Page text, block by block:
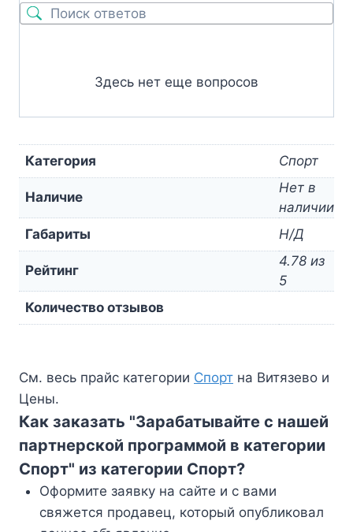
Здесь нет еще вопросов
Категория Спорт
Наличие
Нет в
наличии
Габариты
Н/Д
Рейтинг
4.78 из
5
Количество отзывов
См. весь прайс категории Спорт на Витязево и
Цены.
Как заказать "Зарабатывайте с нашей
партнерской программой в категории
Спорт" из категории Спорт?
Оформите заявку на сайте и с вами
свяжется продавец, который опубликовал